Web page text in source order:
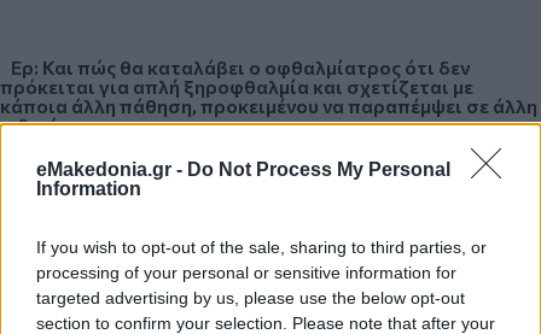
eMakedonia.gr - Do Not Process My Personal
Information
If you wish to opt-out of the sale, sharing to third parties, or
processing of your personal or sensitive information for
targeted advertising by us, please use the below opt-out
section to confirm your selection. Please note that after your
Ερ: Και πώς θα καταλάβει ο οφθαλμίατρος ότι δεν
πρόκειται για απλή ξηροφθαλμία και σχετίζεται με
κάποια άλλη πάθηση, προκειμένου να παραπέμψει σε άλλη
ειδικότητα;
συμπτώματα και να παραπέμψει στον ειδικό, συνήθως στον
ρευματολόγο, προτείνοντας και διάφορες άλλες εξετάσεις,
όπως πχ βιοψία του στόματος, που από εκεί γίνεται η
διάγνωση του συνδρόμου Sjögren.